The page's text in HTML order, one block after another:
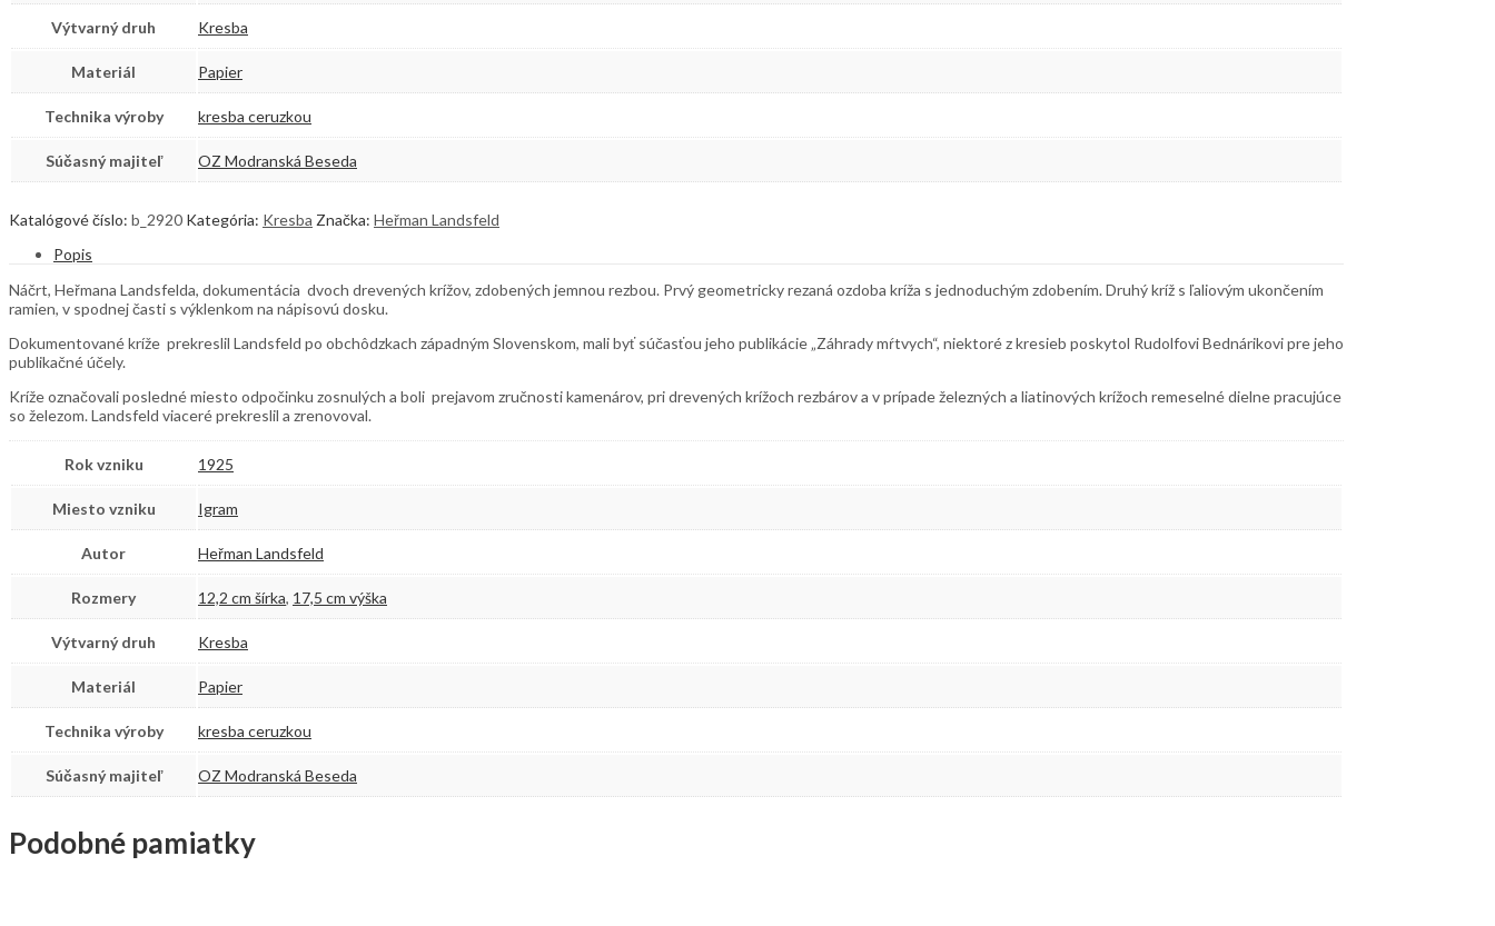
Výtvarný druh Kresba
Materiál Papier
Technika výroby kresba ceruzkou
Súčasný majiteľ OZ Modranská Beseda
Katalógové číslo: b_2920 Kategória: Kresba Značka: Heřman Landsfeld
Popis
Náčrt, Heřmana Landsfelda, dokumentácia dvoch drevených krížov, zdobených jemnou rezbou. Prvý geometricky rezaná ozdoba kríža s jednoduchým zdobením. Druhý kríž s ľaliovým ukončením
ramien, v spodnej časti s výklenkom na nápisovú dosku.
Dokumentované kríže prekreslil Landsfeld po obchôdzkach západným Slovenskom, mali byť súčasťou jeho publikácie „Záhrady mŕtvych“, niektoré z kresieb poskytol Rudolfovi Bednárikovi pre jeho
publikačné účely.
Kríže označovali posledné miesto odpočinku zosnulých a boli prejavom zručnosti kamenárov, pri drevených krížoch rezbárov a v prípade železných a liatinových krížoch remeselné dielne pracujúce
so železom. Landsfeld viaceré prekreslil a zrenovoval.
Rok vzniku 1925
Miesto vzniku Igram
Autor Heřman Landsfeld
Rozmery 12,2 cm šírka, 17,5 cm výška
Výtvarný druh Kresba
Materiál Papier
Technika výroby kresba ceruzkou
Súčasný majiteľ OZ Modranská Beseda
Podobné pamiatky